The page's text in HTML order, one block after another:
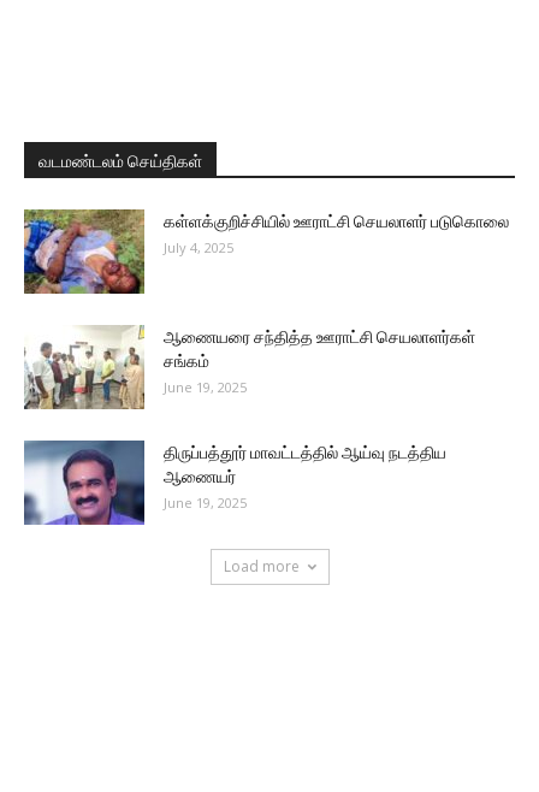
வடமண்டலம் செய்திகள்
கள்ளக்குறிச்சியில் ஊராட்சி செயலாளர் படுகொலை
July 4, 2025
ஆணையரை சந்தித்த ஊராட்சி செயலாளர்கள்
சங்கம்
June 19, 2025
திருப்பத்தூர் மாவட்டத்தில் ஆய்வு நடத்திய
ஆணையர்
June 19, 2025
Load more